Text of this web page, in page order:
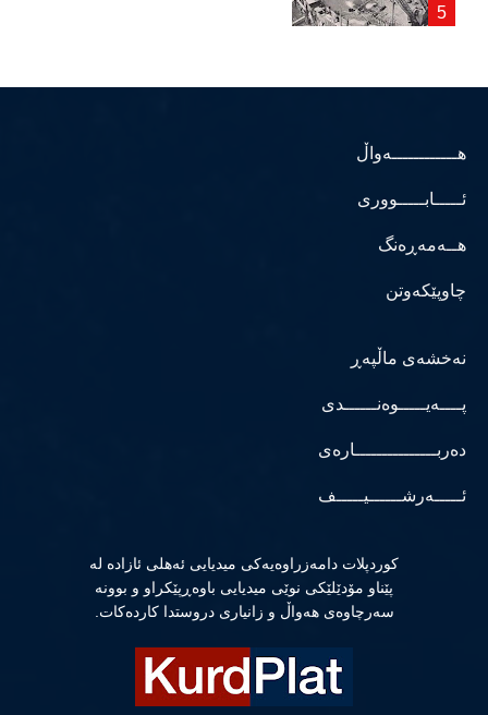
هــــــــــــەواڵ
ئـــــابـــــووری
هــەمەڕەنگ
چاوپێکەوتن
نەخشەی ماڵپەڕ
پــــەیـــــوەنــــــدی
دەربـــــــــــــــارەی
ئـــــەرشــــــیـــــف
كوردپلات دامەزراوەیەكی میدیایی ئەهلی ئازادە لە
پێناو مۆدێلێكی نوێی میدیایی باوەڕپێكراو و بوونە
سەرچاوەی هەواڵ و زانیاری دروستدا كاردەكات.